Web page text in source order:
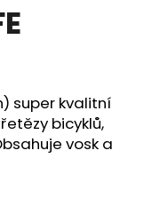
super kvalitní
bicyklů,
vosk a